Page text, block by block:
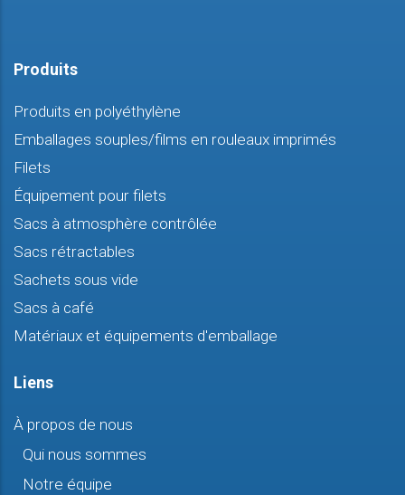
Produits
Produits en polyéthylène
Emballages souples/films en rouleaux imprimés
Filets
Équipement pour filets
Sacs à atmosphère contrôlée
Sacs rétractables
Sachets sous vide
Sacs à café
Matériaux et équipements d'emballage
Liens
À propos de nous
Qui nous sommes
Notre équipe